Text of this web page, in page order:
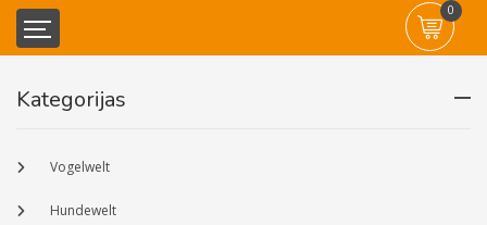
0
Kategorijas
Vogelwelt
Hundewelt